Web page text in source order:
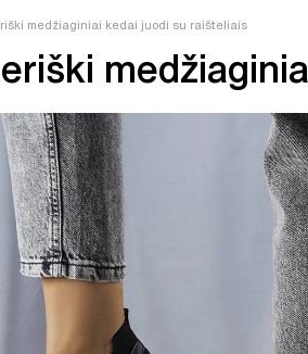
medžiaginiai kedai juodi su raišteliais